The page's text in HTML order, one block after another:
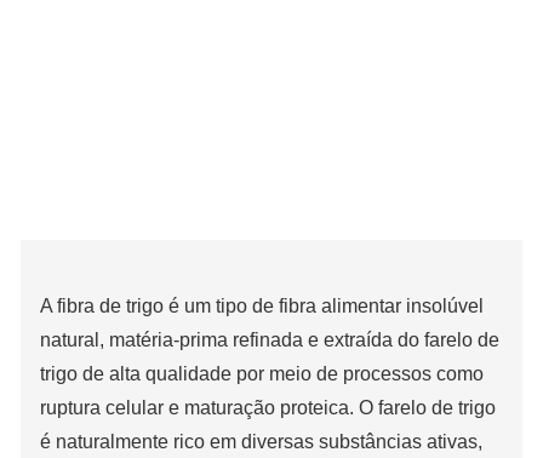
A fibra de trigo é um tipo de fibra alimentar insolúvel
natural, matéria-prima refinada e extraída do farelo de
trigo de alta qualidade por meio de processos como
ruptura celular e maturação proteica. O farelo de trigo
é naturalmente rico em diversas substâncias ativas,